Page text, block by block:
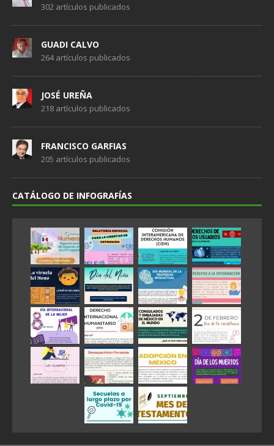
302 artículos publicados
GUADI CALVO
264 artículos publicados
JOSÉ UREÑA
218 artículos publicados
FRANCISCO GARFIAS
205 artículos publicados
CATÁLOGO DE INFOGRAFÍAS